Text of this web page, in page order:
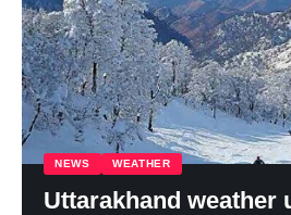
NEWS WEATHER
Uttarakhand weather